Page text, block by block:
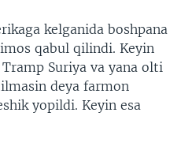
kelganida boshpana
qabul qilindi. Keyin
Suriya va yana olti
deya farmon
yopildi. Keyin esa